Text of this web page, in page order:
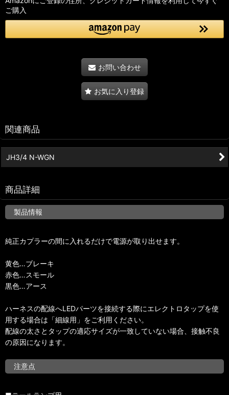
ご購入
お問い合わせ
お気に入り登録
関連商品
JH3/4 N-WGN
商品詳細
製品情報
純正カプラーの間に入れるだけで電源が取り出せます。
黄色…ブレーキ
赤色…スモール
黒色…アース
ハーネスの配線へLEDパーツを接続する際にエレクトロタップを使
用する場合は「細線用」をご利用ください。
配線の太さとタップの適応サイズが一致していない場合、接触不良
の原因になります。
注意点